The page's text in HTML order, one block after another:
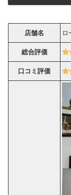
店舗名 ロ
総合評価
口コミ評価